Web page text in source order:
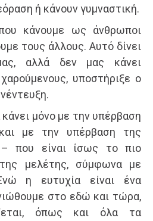
ή κάνουν γυμναστική.
κάνουμε ως άνθρωποι
τους άλλους. Αυτό δίνει
αλλά δεν μας κάνει
υποστήριξε ο
μόνο με την υπέρβαση
με την υπέρβαση της
– που είναι ίσως το πιο
μελέτης, σύμφωνα με
η ευτυχία είναι ένα
στο εδώ και τώρα,
όπως και όλα τα